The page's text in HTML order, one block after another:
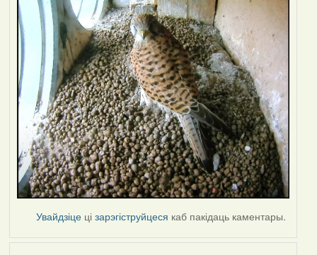
Увайдзіце цізарэгіструйцеся каб пакідаць каментары.